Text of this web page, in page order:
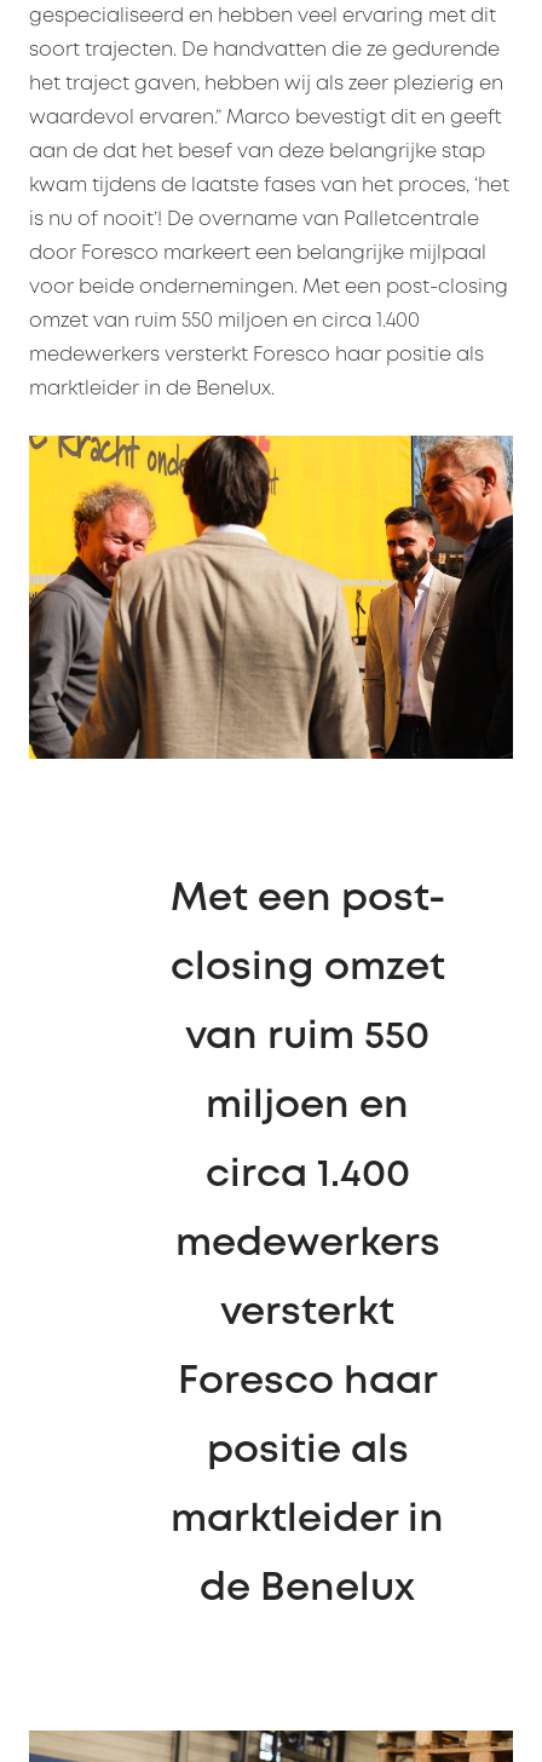
gespecialiseerd en hebben veel ervaring met dit
soort trajecten. De handvatten die ze gedurende
het traject gaven, hebben wij als zeer plezierig en
waardevol ervaren.” Marco bevestigt dit en geeft
aan de dat het besef van deze belangrijke stap
kwam tijdens de laatste fases van het proces, ‘het
is nu of nooit’! De overname van Palletcentrale
door Foresco markeert een belangrijke mijlpaal
voor beide ondernemingen. Met een post-closing
omzet van ruim 550 miljoen en circa 1.400
medewerkers versterkt Foresco haar positie als
marktleider in de Benelux.
Met een post-
closing omzet
van ruim 550
miljoen en
circa 1.400
medewerkers
versterkt
Foresco haar
positie als
marktleider in
de Benelux